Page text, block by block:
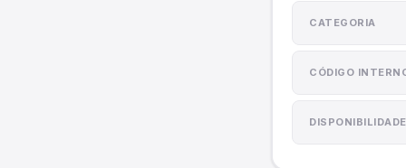
CATEGORIA
CÓDIGO
DISPONIBILIDADE